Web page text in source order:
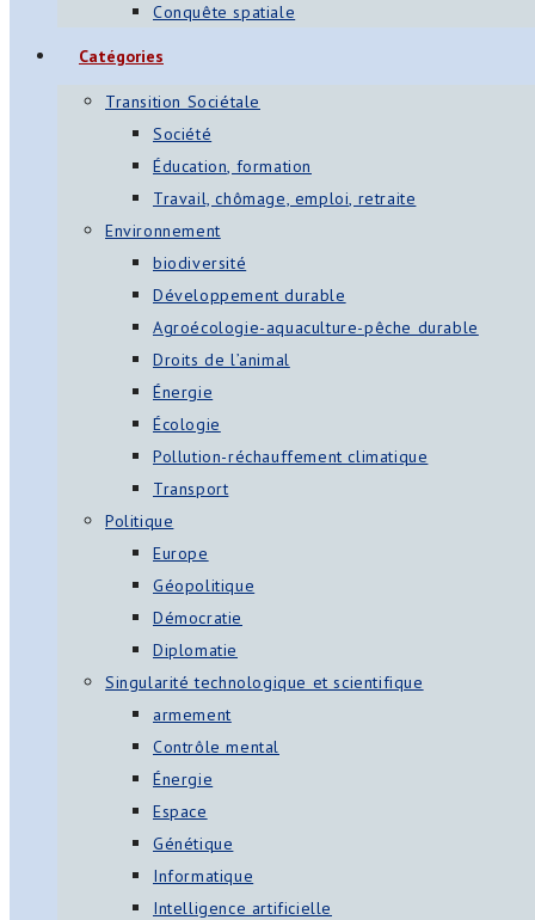
Conquête spatiale
Catégories
Transition Sociétale
Société
Éducation, formation
Travail, chômage, emploi, retraite
Environnement
biodiversité
Développement durable
Agroécologie-aquaculture-pêche durable
Droits de l’animal
Énergie
Écologie
Pollution-réchauffement climatique
Transport
Politique
Europe
Géopolitique
Démocratie
Diplomatie
Singularité technologique et scientifique
armement
Contrôle mental
Énergie
Espace
Génétique
Informatique
Intelligence artificielle